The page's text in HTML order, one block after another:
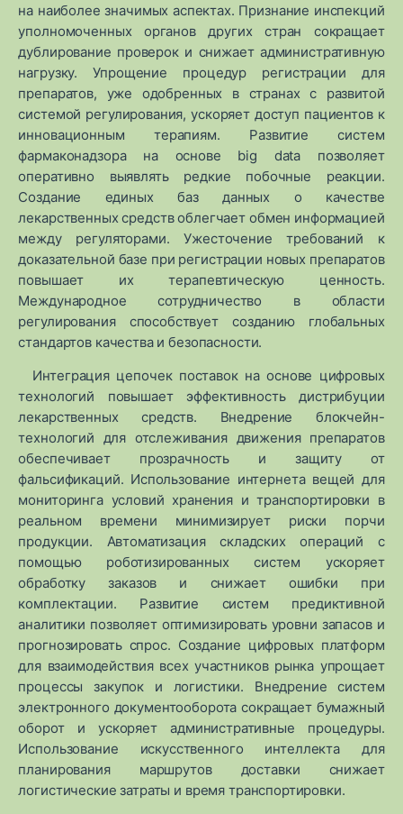
на наиболее значимых аспектах. Признание инспекций
уполномоченных органов других стран сокращает
дублирование проверок и снижает административную
нагрузку. Упрощение процедур регистрации для
препаратов, уже одобренных в странах с развитой
системой регулирования, ускоряет доступ пациентов к
инновационным терапиям. Развитие систем
фармаконадзора на основе big data позволяет
оперативно выявлять редкие побочные реакции.
Создание единых баз данных о качестве
лекарственных средств облегчает обмен информацией
между регуляторами. Ужесточение требований к
доказательной базе при регистрации новых препаратов
повышает их терапевтическую ценность.
Международное сотрудничество в области
регулирования способствует созданию глобальных
стандартов качества и безопасности.
Интеграция цепочек поставок на основе цифровых
технологий повышает эффективность дистрибуции
лекарственных средств. Внедрение блокчейн-
технологий для отслеживания движения препаратов
обеспечивает прозрачность и защиту от
фальсификаций. Использование интернета вещей для
мониторинга условий хранения и транспортировки в
реальном времени минимизирует риски порчи
продукции. Автоматизация складских операций с
помощью роботизированных систем ускоряет
обработку заказов и снижает ошибки при
комплектации. Развитие систем предиктивной
аналитики позволяет оптимизировать уровни запасов и
прогнозировать спрос. Создание цифровых платформ
для взаимодействия всех участников рынка упрощает
процессы закупок и логистики. Внедрение систем
электронного документооборота сокращает бумажный
оборот и ускоряет административные процедуры.
Использование искусственного интеллекта для
планирования маршрутов доставки снижает
логистические затраты и время транспортировки.